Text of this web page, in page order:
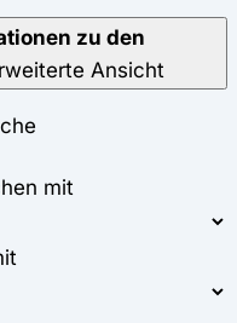
zu den
Ansicht
mit